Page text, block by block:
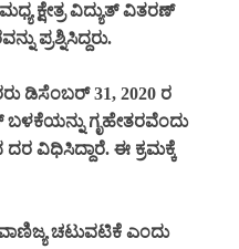
ಕ್ಷೇತ್ರ ವಿದ್ಯುತ್ ವಿತರಣ್
ಪ್ರಶ್ನಿಸಿದ್ದರು.
ಡಿಸೆಂಬರ್ 31, 2020 ರ
ಗೃಹೇತರವೆಂದು
ವಿಧಿಸಿದ್ದಾರೆ. ಈ ಕ್ರಮಕ್ಕೆ
ಚಟುವಟಿಕೆ ಎಂದು